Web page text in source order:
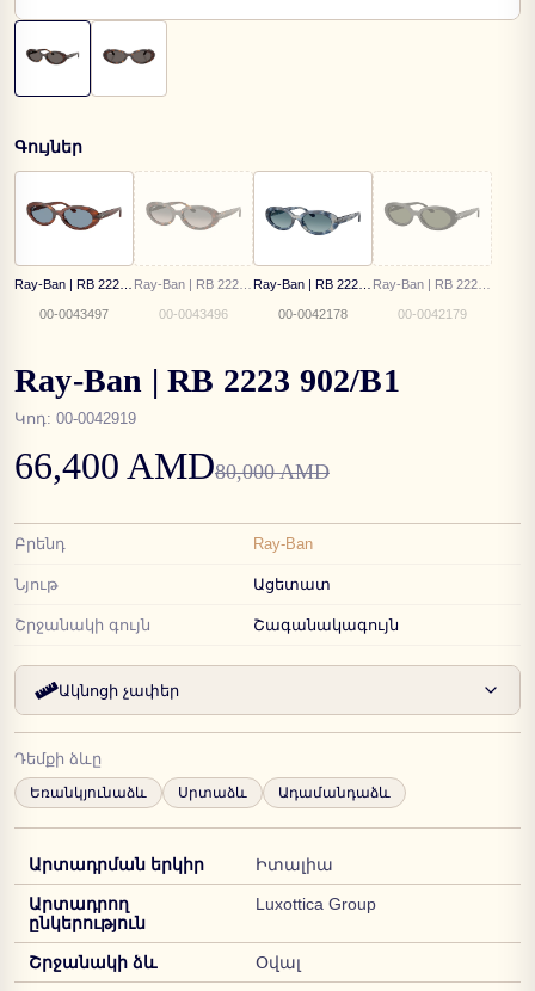
Գույներ
00-0043497 00-0043496 00-0042178 00-0042179
Ray-Ban | RB 2223 902/B1
Կոդ: 00-0042919
66,400 AMD80,000 AMD
Բրենդ Ray-Ban
Նյութ Ացետատ
Շրջանակի գույն Շագանակագույն
Ակնոցի չափեր
Դեմքի ձևը
Եռանկյունաձև Սրտաձև Ադամանդաձև
Արտադրման երկիր Իտալիա
Արտադրող
ընկերություն
Luxottica Group
Շրջանակի ձև Օվալ